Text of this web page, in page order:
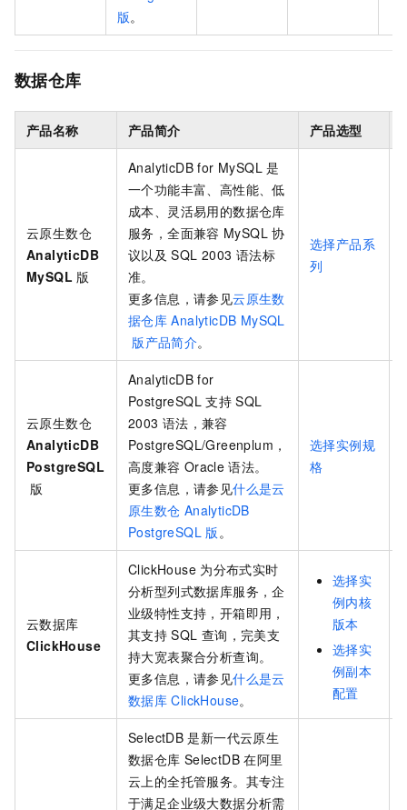
版。
数据仓库
产品名称 产品简介 产品选型
云原生数仓
AnalyticDB
MySQL 版
AnalyticDB for MySQL 是
一个功能丰富、高性能、低
成本、灵活易用的数据仓库
服务，全面兼容 MySQL 协
议以及 SQL 2003 语法标
准。
更多信息，请参见云原生数
据仓库 AnalyticDB MySQL
版产品简介。
选择产品系
列
云原生数仓
AnalyticDB
PostgreSQL
版
AnalyticDB for
PostgreSQL 支持 SQL
2003 语法，兼容
PostgreSQL/Greenplum，
高度兼容 Oracle 语法。
更多信息，请参见什么是云
原生数仓 AnalyticDB
PostgreSQL 版。
选择实例规
格
云数据库
ClickHouse
ClickHouse 为分布式实时
分析型列式数据库服务，企
业级特性支持，开箱即用，
其支持 SQL 查询，完美支
持大宽表聚合分析查询。
更多信息，请参见什么是云
数据库 ClickHouse。
选择实
例内核
版本
选择实
例副本
配置
SelectDB 是新一代云原生
数据仓库 SelectDB 在阿里
云上的全托管服务。其专注
于满足企业级大数据分析需